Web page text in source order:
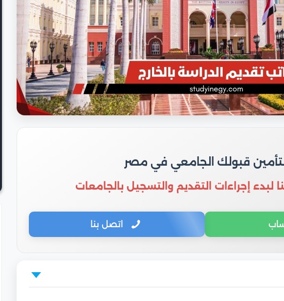
لتأمين قبولك الجامعي في مصر
لبدء إجراءات التقديم والتسجيل بالجامعات
اتصل بنا